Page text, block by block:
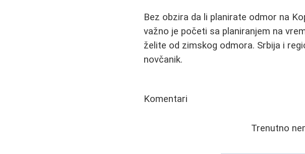
Bez obzira da li planirate odmor na
važno je početi sa planiranjem na
želite od zimskog odmora. Srbija i
novčanik.
Komentari
Trenutno